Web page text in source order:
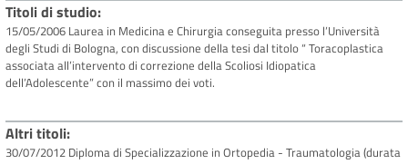
Titoli di studio
15/05/2006 Laurea in Medicina e Chirurgia conseguita presso l’Università
degli Studi di Bologna, con discussione della tesi dal titolo “ Toracoplastica
associata all’intervento di correzione della Scoliosi Idiopatica
dell’Adolescente” con il massimo dei voti.
Altri titoli
30/07/2012 Diploma di Specializzazione in Ortopedia - Traumatologia (durata